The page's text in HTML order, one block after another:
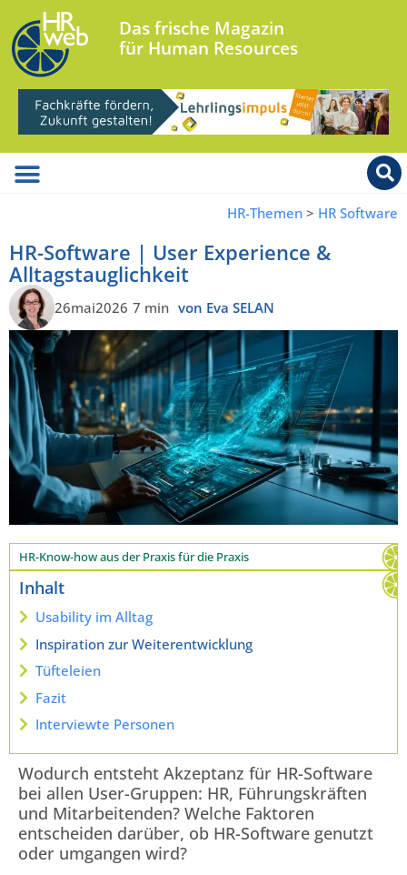
Das frische Magazin
für Human Resources
HR-Themen > HR Software
HR-Software | User Experience &
Alltagstauglichkeit
26mai2026 7 min von Eva SELAN
HR-Know-how aus der Praxis für die Praxis
Inhalt
Usability im Alltag
Inspiration zur Weiterentwicklung
Tüfteleien
Fazit
Interviewte Personen
Wodurch entsteht Akzeptanz für HR-Software
bei allen User-Gruppen: HR, Führungskräften
und Mitarbeitenden? Welche Faktoren
entscheiden darüber, ob HR-Software genutzt
oder umgangen wird?